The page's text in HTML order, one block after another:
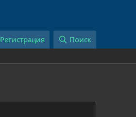
Регистрация Поиск